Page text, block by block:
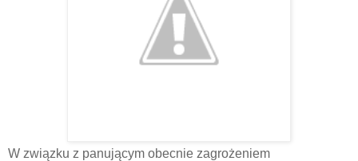
W związku z panującym obecnie zagrożeniem